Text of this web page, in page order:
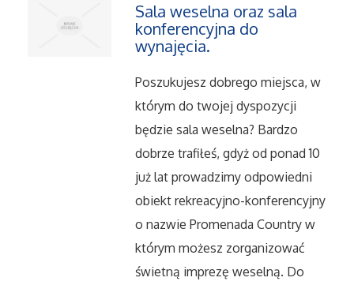
Hobby
Zajęcia Sportowe i Rekreacyjne
Serwis
Informatyczne
Restauracje, Catering
Adwokaci, Porady Prawne
Sala weselna oraz sala
konferencyjna do
wynajęcia.
Poszukujesz dobrego miejsca, w
którym do twojej dyspozycji
będzie sala weselna? Bardzo
dobrze trafiłeś, gdyż od ponad 10
już lat prowadzimy odpowiedni
obiekt rekreacyjno-konferencyjny
o nazwie Promenada Country w
którym możesz zorganizować
świetną imprezę weselną. Do